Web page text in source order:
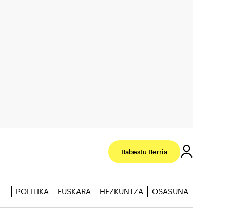
Babestu Berria
POLITIKA EUSKARA HEZKUNTZA OSASUNA